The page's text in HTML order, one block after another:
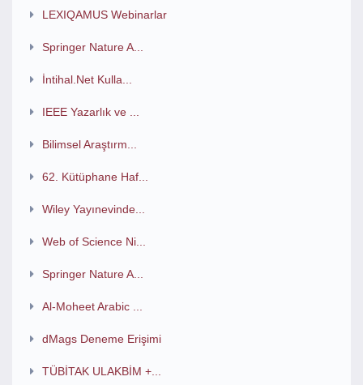
LEXIQAMUS Webinarlar
Springer Nature A...
İntihal.Net Kulla...
IEEE Yazarlık ve ...
Bilimsel Araştırm...
62. Kütüphane Haf...
Wiley Yayınevinde...
Web of Science Ni...
Springer Nature A...
Al-Moheet Arabic ...
dMags Deneme Erişimi
TÜBİTAK ULAKBİM +...